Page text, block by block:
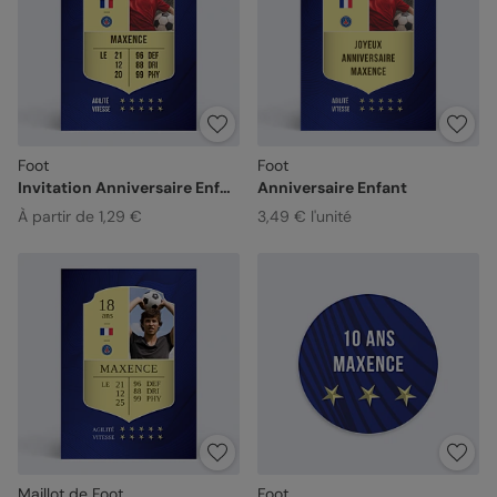
Foot
Invitation Anniversaire Enfant
À partir de 1,29 €
Foot
Anniversaire Enfant
3,49 € l'unité